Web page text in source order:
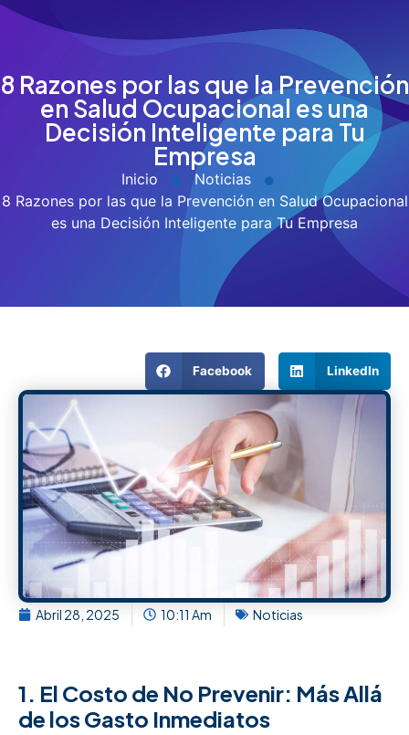
8 Razones por las que la Prevención
en Salud Ocupacional es una
Decisión Inteligente para Tu
Empresa
Inicio
Noticias
8 Razones por las que la Prevención en Salud Ocupacional
es una Decisión Inteligente para Tu Empresa
Facebook LinkedIn
Abril 28, 2025 10:11 Am Noticias
1. El Costo de No Prevenir: Más Allá
de los Gasto Inmediatos